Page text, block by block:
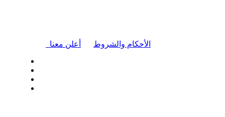
أعلن معنا الأحكام والشروط